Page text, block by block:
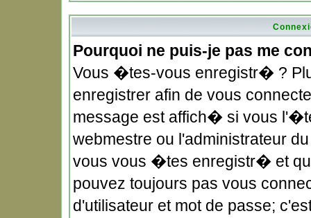
Pourquoi ne puis-je pas me
Vous �tes-vous enregistr� ?
enregistrer afin de vous
message est affich� si vous
webmestre ou l'administrateur
vous vous �tes enregistr� et
pouvez toujours pas vous
d'utilisateur et mot de passe;